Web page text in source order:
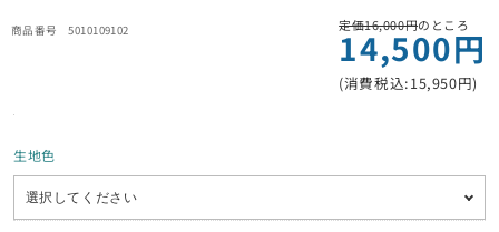
5010109102 定価16,000円のところ
14,500円
(消費税込:15,950円)
生地色